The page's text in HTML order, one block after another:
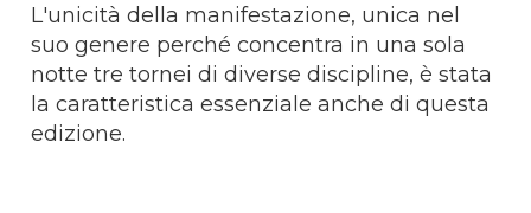
L'unicità della manifestazione, unica nel
suo genere perché concentra in una sola
notte tre tornei di diverse discipline, è stata
la caratteristica essenziale anche di questa
edizione.